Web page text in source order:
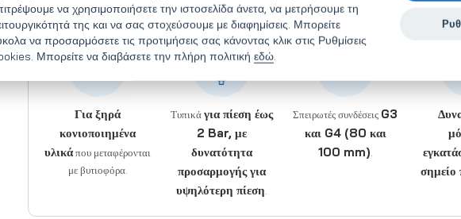
Εφαρμογές του μαγνητικού διαχωριστή για
Για ξηρά
κονιοποιημένα
υλικάπου μεταφέρονται
με βυτιοφόρα.
Τυπικάγια πίεση έως
2 Bar, με
δυνατότητα
προσαρμογής για
υψηλότερη πίεση
Σπειρωτές συνδέσεις G3
και G4 (80 και
100 mm)
σημείο
να χρησιμοποιήσετε την ιστοσελίδα άνετα, να μετρήσουμε τη
της και να σας στοχεύσουμε με διαφημίσεις. Μπορείτε
να προσαρμόσετε τις προτιμήσεις σας κάνοντας κλικ στις Ρυθμίσεις
Μπορείτε να διαβάσετε την πλήρη πολιτική εδώ.